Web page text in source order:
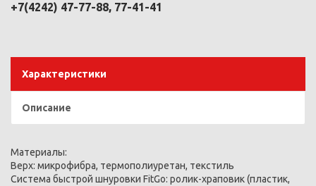
+7(4242) 47-77-88, 77-41-41
Характеристики
Описание
Материалы:
Верх: микрофибра, термополиуретан, текстиль
Система быстрой шнуровки FitGo: ролик-храповик (пластик,